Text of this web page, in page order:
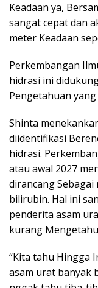
Keadaan ya,
sangat cepat dan
meter Keadaan
Perkembangan
hidrasi ini
Pengetahuan
Shinta
diidentifikasi
hidrasi.
atau awal 2027
dirancang
bilirubin. Hal ini
penderita asam
kurang
“Kita tahu Hingga
asam urat banyak